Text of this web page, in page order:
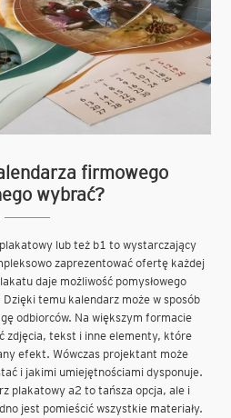
firmowego
wybrać?
lub też b1 to wystarczający
zaprezentować ofertę każdej
daje możliwość pomysłowego
temu kalendarz może w sposób
odbiorców. Na większym formacie
zdjęcia, tekst i inne elementy, które
efekt. Wówczas projektant może
i jakimi umiejętnościami dysponuje.
plakatowy a2 to tańsza opcja, ale i
jest pomieścić wszystkie materiały.